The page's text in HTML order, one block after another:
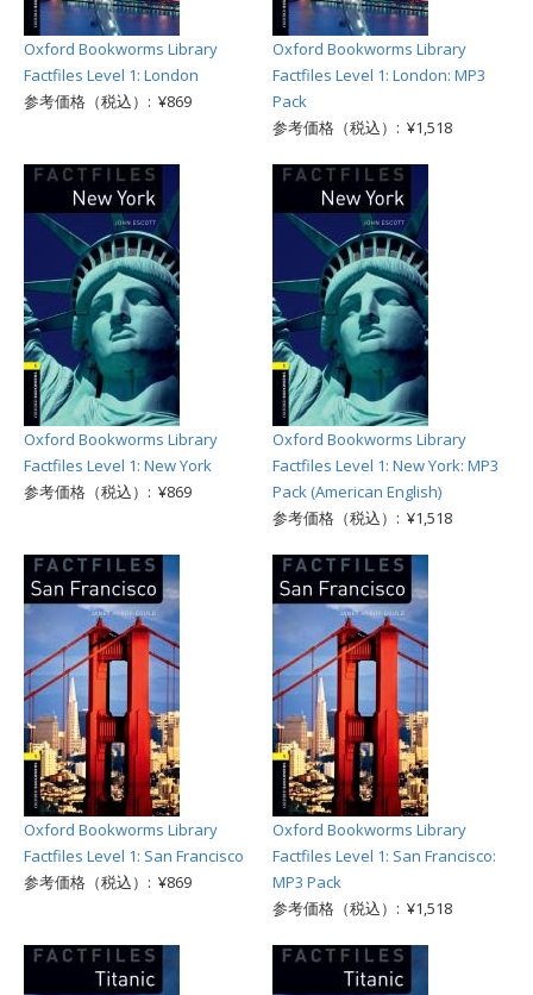
Oxford Bookworms Library
Factfiles Level 1: London
参考価格（税込）: ¥869
Oxford Bookworms Library
Factfiles Level 1: London: MP3
Pack
参考価格（税込）: ¥1,518
Oxford Bookworms Library
Factfiles Level 1: New York
参考価格（税込）: ¥869
Oxford Bookworms Library
Factfiles Level 1: New York: MP3
Pack (American English)
参考価格（税込）: ¥1,518
Oxford Bookworms Library
Factfiles Level 1: San Francisco
参考価格（税込）: ¥869
Oxford Bookworms Library
Factfiles Level 1: San Francisco:
MP3 Pack
参考価格（税込）: ¥1,518